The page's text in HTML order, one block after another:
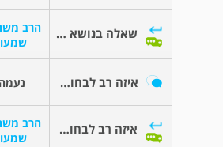
שאלה בנושא רבנות
הרב
איזה רב לבחור לחתונה נעמה
איזה רב לבחור לחתונה
הרב